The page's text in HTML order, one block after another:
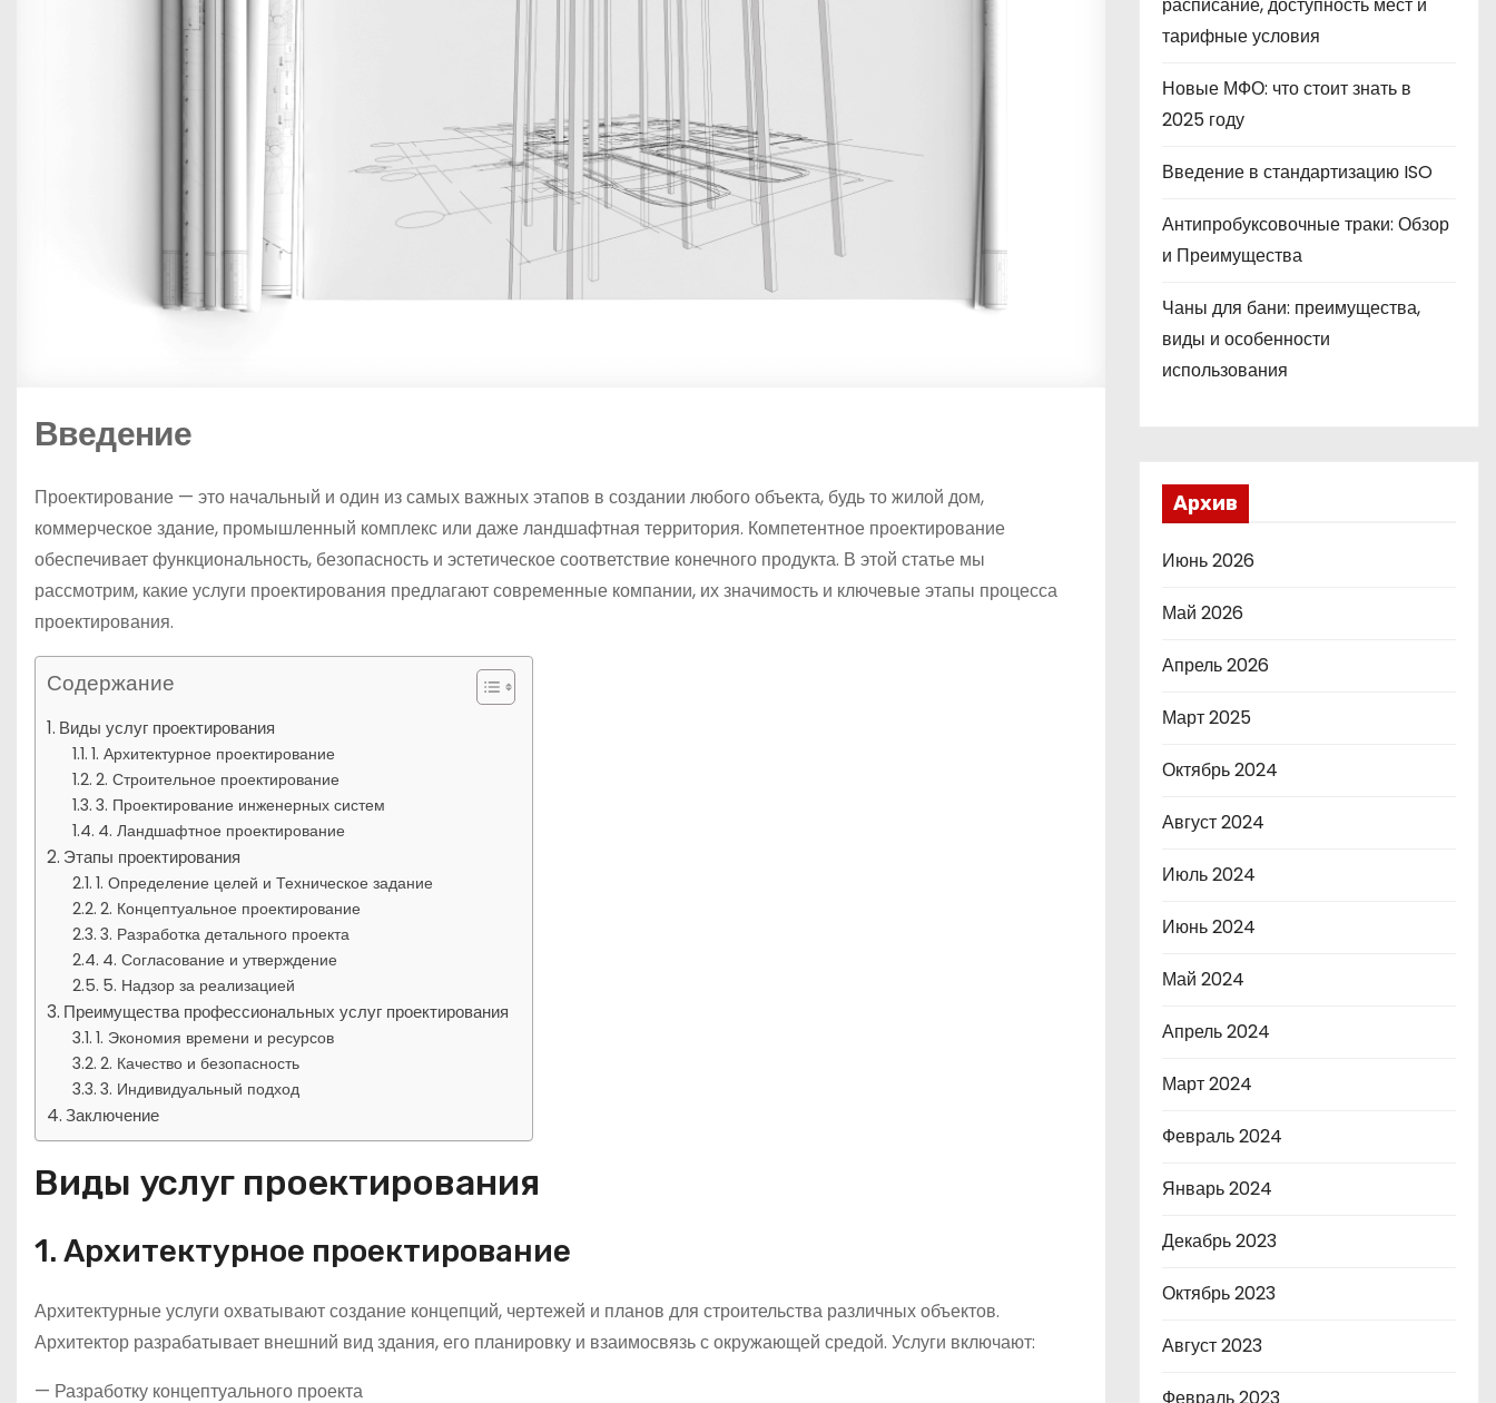
Введение
Проектирование — это начальный и один из самых важных этапов в создании любого объекта, будь то жилой дом,
коммерческое здание, промышленный комплекс или даже ландшафтная территория. Компетентное проектирование
обеспечивает функциональность, безопасность и эстетическое соответствие конечного продукта. В этой статье мы
рассмотрим, какие услуги проектирования предлагают современные компании, их значимость и ключевые этапы процесса
проектирования.
Содержание
Виды услуг проектирования
1. Архитектурное проектирование
2. Строительное проектирование
3. Проектирование инженерных систем
4. Ландшафтное проектирование
Этапы проектирования
1. Определение целей и Техническое задание
2. Концептуальное проектирование
3. Разработка детального проекта
4. Согласование и утверждение
5. Надзор за реализацией
Преимущества профессиональных услуг проектирования
1. Экономия времени и ресурсов
2. Качество и безопасность
3. Индивидуальный подход
Заключение
Виды услуг проектирования
1. Архитектурное проектирование
Архитектурные услуги охватывают создание концепций, чертежей и планов для строительства различных объектов.
Архитектор разрабатывает внешний вид здания, его планировку и взаимосвязь с окружающей средой. Услуги включают:
— Разработку концептуального проекта
тарифные условия
Новые МФО: что стоит знать в
2025 году
Введение в стандартизацию ISO
Антипробуксовочные траки: Обзор
и Преимущества
Чаны для бани: преимущества,
виды и особенности
использования
Архив
Июнь 2026
Май 2026
Апрель 2026
Март 2025
Октябрь 2024
Август 2024
Июль 2024
Июнь 2024
Май 2024
Апрель 2024
Март 2024
Февраль 2024
Январь 2024
Декабрь 2023
Октябрь 2023
Август 2023